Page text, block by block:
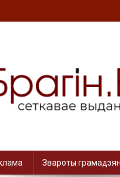
Звароты грамадзян